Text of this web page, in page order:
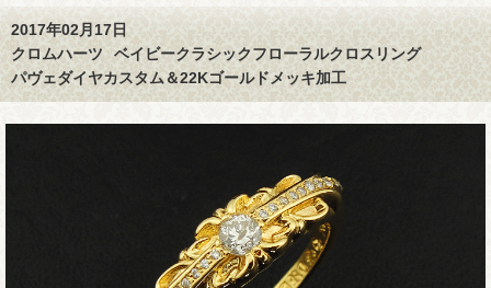
2017年02月17日
クロムハーツ
ベイビークラシックフローラルクロスリング
パヴェダイヤカスタム＆22Kゴールドメッキ加工